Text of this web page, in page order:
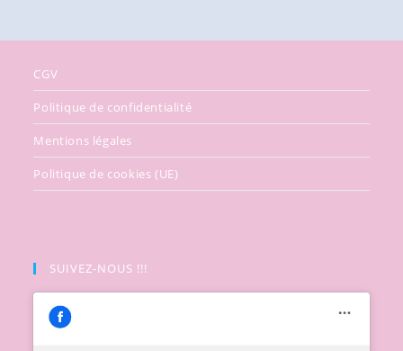
CGV
Politique de confidentialité
Mentions légales
Politique de cookies (UE)
SUIVEZ-NOUS !!!